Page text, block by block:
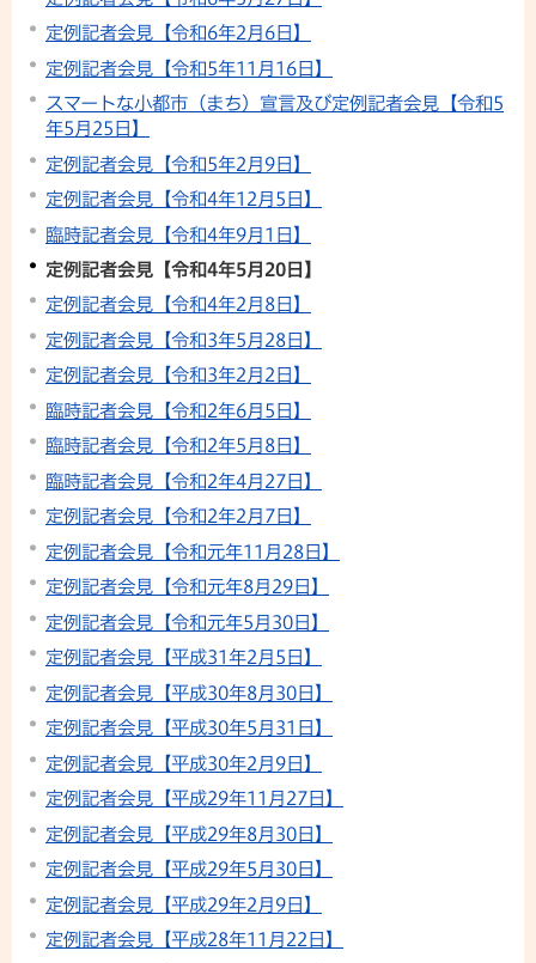
定例記者会見【令和6年2月6日】
定例記者会見【令和5年11月16日】
スマートな小都市（まち）宣言及び定例記者会見【令和5
年5月25日】
定例記者会見【令和5年2月9日】
定例記者会見【令和4年12月5日】
臨時記者会見【令和4年9月1日】
定例記者会見【令和4年5月20日】
定例記者会見【令和4年2月8日】
定例記者会見【令和3年5月28日】
定例記者会見【令和3年2月2日】
臨時記者会見【令和2年6月5日】
臨時記者会見【令和2年5月8日】
臨時記者会見【令和2年4月27日】
定例記者会見【令和2年2月7日】
定例記者会見【令和元年11月28日】
定例記者会見【令和元年8月29日】
定例記者会見【令和元年5月30日】
定例記者会見【平成31年2月5日】
定例記者会見【平成30年8月30日】
定例記者会見【平成30年5月31日】
定例記者会見【平成30年2月9日】
定例記者会見【平成29年11月27日】
定例記者会見【平成29年8月30日】
定例記者会見【平成29年5月30日】
定例記者会見【平成29年2月9日】
定例記者会見【平成28年11月22日】